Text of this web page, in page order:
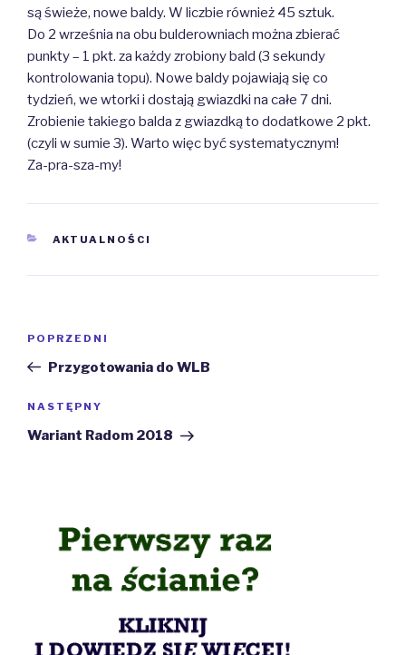
są świeże, nowe baldy. W liczbie również 45 sztuk.
Do 2 września na obu bulderowniach można zbierać
punkty – 1 pkt. za każdy zrobiony bald (3 sekundy
kontrolowania topu). Nowe baldy pojawiają się co
tydzień, we wtorki i dostają gwiazdki na całe 7 dni.
Zrobienie takiego balda z gwiazdką to dodatkowe 2 pkt.
(czyli w sumie 3). Warto więc być systematycznym!
Za-pra-sza-my!
KATEGORIE
AKTUALNOŚCI
Poprzedni
wpis
POPRZEDNI
Przygotowania do WLB
Następny
wpis
NASTĘPNY
Wariant Radom 2018